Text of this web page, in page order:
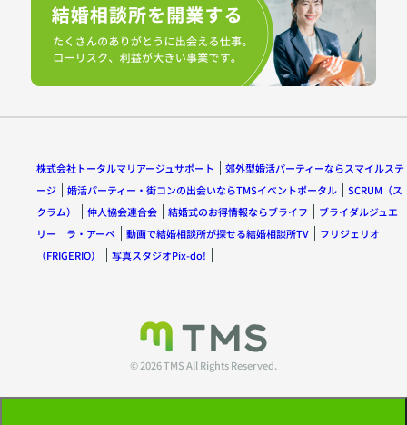
株式会社トータルマリアージュサポート
郊外型婚活パーティーならスマイルステ
ージ
婚活パーティー・街コンの出会いならTMSイベントポータル
SCRUM（ス
クラム）
仲人協会連合会 結婚式のお得情報ならブライフ
ブライダルジュエ
リー ラ・アーペ
動画で結婚相談所が探せる結婚相談所TV
フリジェリオ
（FRIGERIO）
写真スタジオPix-do!
© 2026 TMS All Rights Reserved.